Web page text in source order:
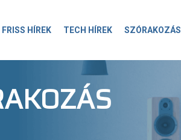
FRISS HÍREK TECH HÍREK SZÓRAKOZÁS